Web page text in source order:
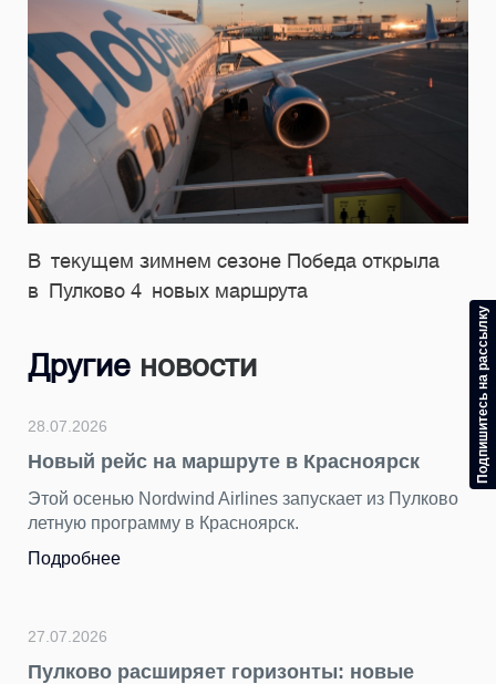
В текущем зимнем сезоне Победа открыла
в Пулково 4 новых маршрута
Другие новости
28.07.2026
Новый рейс на маршруте в Красноярск
Этой осенью Nordwind Airlines запускает из Пулково
летную программу в Красноярск.
Подробнее
27.07.2026
Пулково расширяет горизонты: новые
Подпишитесь на рассылку